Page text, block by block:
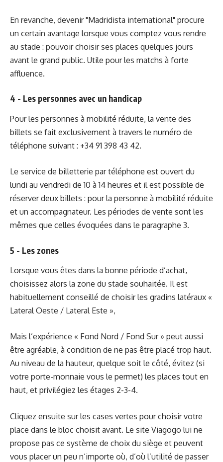
En revanche, devenir "Madridista international" procure
un certain avantage lorsque vous comptez vous rendre
au stade : pouvoir choisir ses places quelques jours
avant le grand public. Utile pour les matchs à forte
affluence.
4 - Les personnes avec un handicap
Pour les personnes à mobilité réduite, la vente des
billets se fait exclusivement à travers le numéro de
téléphone suivant : +34 91 398 43 42.
Le service de billetterie par téléphone est ouvert du
lundi au vendredi de 10 à 14 heures et il est possible de
réserver deux billets : pour la personne à mobilité réduite
et un accompagnateur. Les périodes de vente sont les
mêmes que celles évoquées dans le paragraphe 3.
5 - Les zones
Lorsque vous êtes dans la bonne période d’achat,
choisissez alors la zone du stade souhaitée. Il est
habituellement conseillé de choisir les gradins latéraux «
Lateral Oeste / Lateral Este »,
Mais l’expérience « Fond Nord / Fond Sur » peut aussi
être agréable, à condition de ne pas être placé trop haut.
Au niveau de la hauteur, quelque soit le côté, évitez (si
votre porte-monnaie vous le permet) les places tout en
haut, et privilégiez les étages 2-3-4.
Cliquez ensuite sur les cases vertes pour choisir votre
place dans le bloc choisit avant. Le site Viagogo lui ne
propose pas ce système de choix du siège et peuvent
vous placer un peu n’importe où, d’où l’utilité de passer